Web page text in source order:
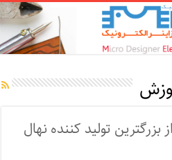
بزرگترین تولید کننده نهال